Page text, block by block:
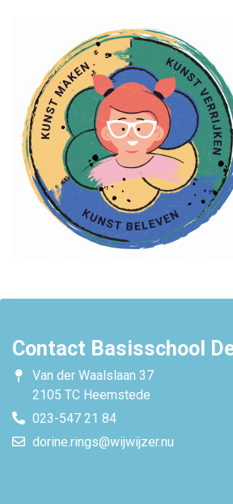
Contact Basisschool
Van der Waalslaan 37
2105 TC Heemstede
023-547 21 84
dorine.rings@wijwijzer.nu